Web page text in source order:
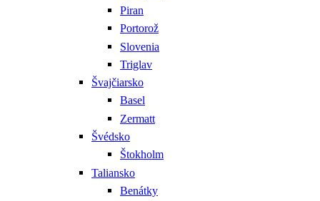
Piran
Portorož
Slovenia
Triglav
Švajčiarsko
Basel
Zermatt
Švédsko
Štokholm
Taliansko
Benátky